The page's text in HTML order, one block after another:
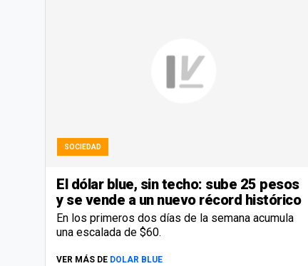
SOCIEDAD
El dólar blue, sin techo: sube 25 pesos
y se vende a un nuevo récord histórico
En los primeros dos días de la semana acumula
una escalada de $60.
VER MÁS DE DOLAR BLUE